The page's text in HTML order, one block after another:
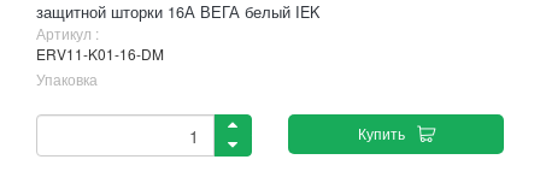
защитной шторки 16А ВЕГА белый IEK
Артикул :
ERV11-K01-16-DM
Упаковка
Купить